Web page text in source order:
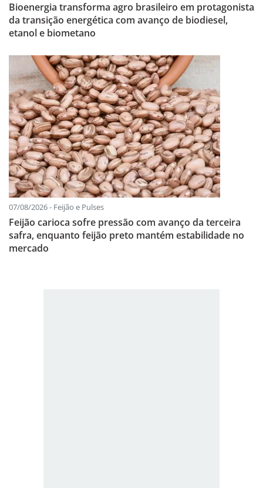
Bioenergia transforma agro brasileiro em protagonista
da transição energética com avanço de biodiesel,
etanol e biometano
07/08/2026 - Feijão e Pulses
Feijão carioca sofre pressão com avanço da terceira
safra, enquanto feijão preto mantém estabilidade no
mercado